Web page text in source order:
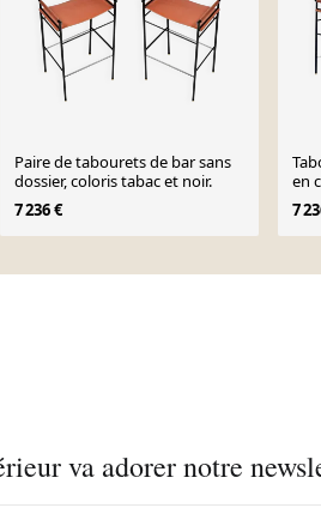
Paire de tabourets de bar sans
dossier, coloris tabac et noir.
7 236 €
en
noir
7
va adorer notre